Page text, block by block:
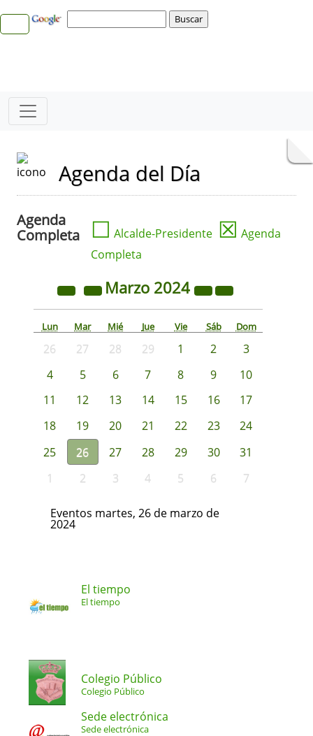
Agenda del Día
Agenda
Completa
☐ Alcalde-Presidente ☒ Agenda
Completa
Marzo 2024
Lun Mar Mié Jue Vie Sáb Dom
26 27 28 29 1 2
3
4
5 6 7 8 9
10
11
12 13 14 15 16
17
18
19 20 21 22 23
24
25
26 27 28 29 30
31
1
2 3 4 5 6 7
Eventos martes, 26 de marzo de
2024
El tiempo
El tiempo
Colegio Público
Colegio Público
Sede electrónica
Sede electrónica